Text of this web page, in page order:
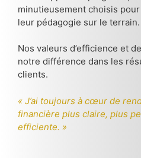
minutieusement choisis
leur pédagogie sur le terrain.
Nos valeurs d’efficience et
notre différence dans les
clients.
« J’ai toujours à cœur de
financière plus claire, plus
efficiente. »